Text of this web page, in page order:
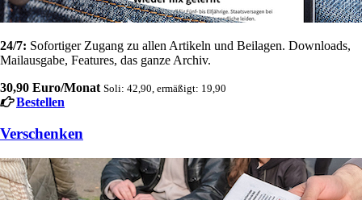
24/7: Sofortiger Zugang zu allen Artikeln und Beilagen. Downloads,
Mailausgabe, Features, das ganze Archiv.
30,90 Euro/Monat Soli: 42,90, ermäßigt: 19,90
Bestellen
Verschenken